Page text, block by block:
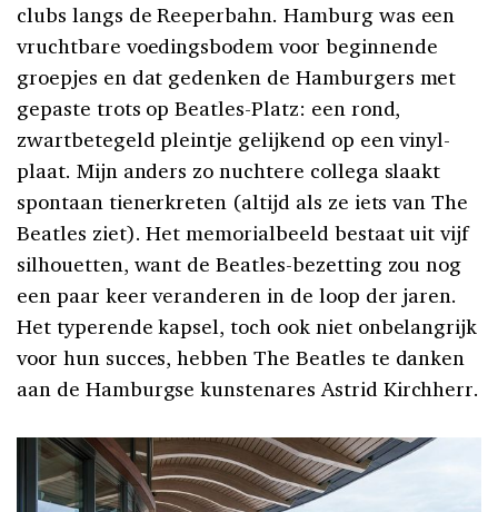
clubs langs de Reeperbahn. Hamburg was een
vruchtbare voedingsbodem voor beginnende
groepjes en dat gedenken de Hamburgers met
gepaste trots op Beatles-Platz: een rond,
zwartbetegeld pleintje gelijkend op een vinyl-
plaat. Mijn anders zo nuchtere collega slaakt
spontaan tienerkreten (altijd als ze iets van The
Beatles ziet). Het memorialbeeld bestaat uit vijf
silhouetten, want de Beatles-bezetting zou nog
een paar keer veranderen in de loop der jaren.
Het typerende kapsel, toch ook niet onbelangrijk
voor hun succes, hebben The Beatles te danken
aan de Hamburgse kunstenares Astrid Kirchherr.